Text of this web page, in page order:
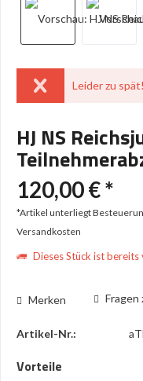
Leider zu
HJ NS
120,00 € *
*Artikel unterliegt
Versandkosten
Dieses Stück ist bereits
Merken Fragen
Artikel-Nr.:
Vorteile